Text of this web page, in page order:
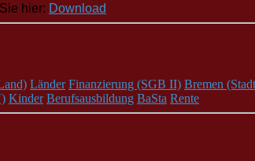
hier: Download
Länder Finanzierung (SGB II) Bremen
Kinder Berufsausbildung BaSta Rente